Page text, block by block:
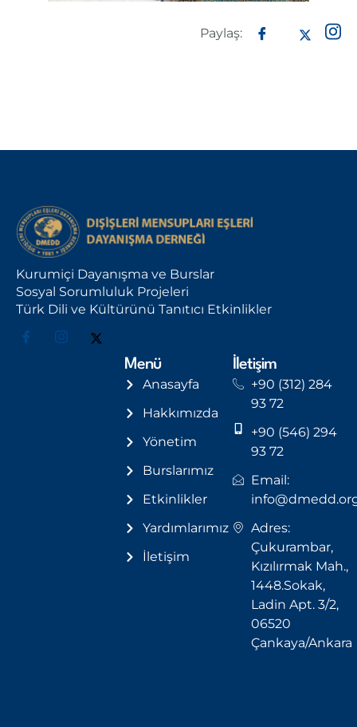
Paylaş:
Kurumiçi Dayanışma ve Burslar
Sosyal Sorumluluk Projeleri
Türk Dili ve Kültürünü Tanıtıcı Etkinlikler
Menü
Anasayfa
Hakkımızda
Yönetim
Burslarımız
Etkinlikler
Yardımlarımız
İletişim
İletişim
+90 (312) 284
93 72
+90 (546) 294
93 72
Email:
Adres:
Çukurambar,
Kızılırmak Mah.,
1448.Sokak,
Ladin Apt. 3/2,
06520
Çankaya/Ankara